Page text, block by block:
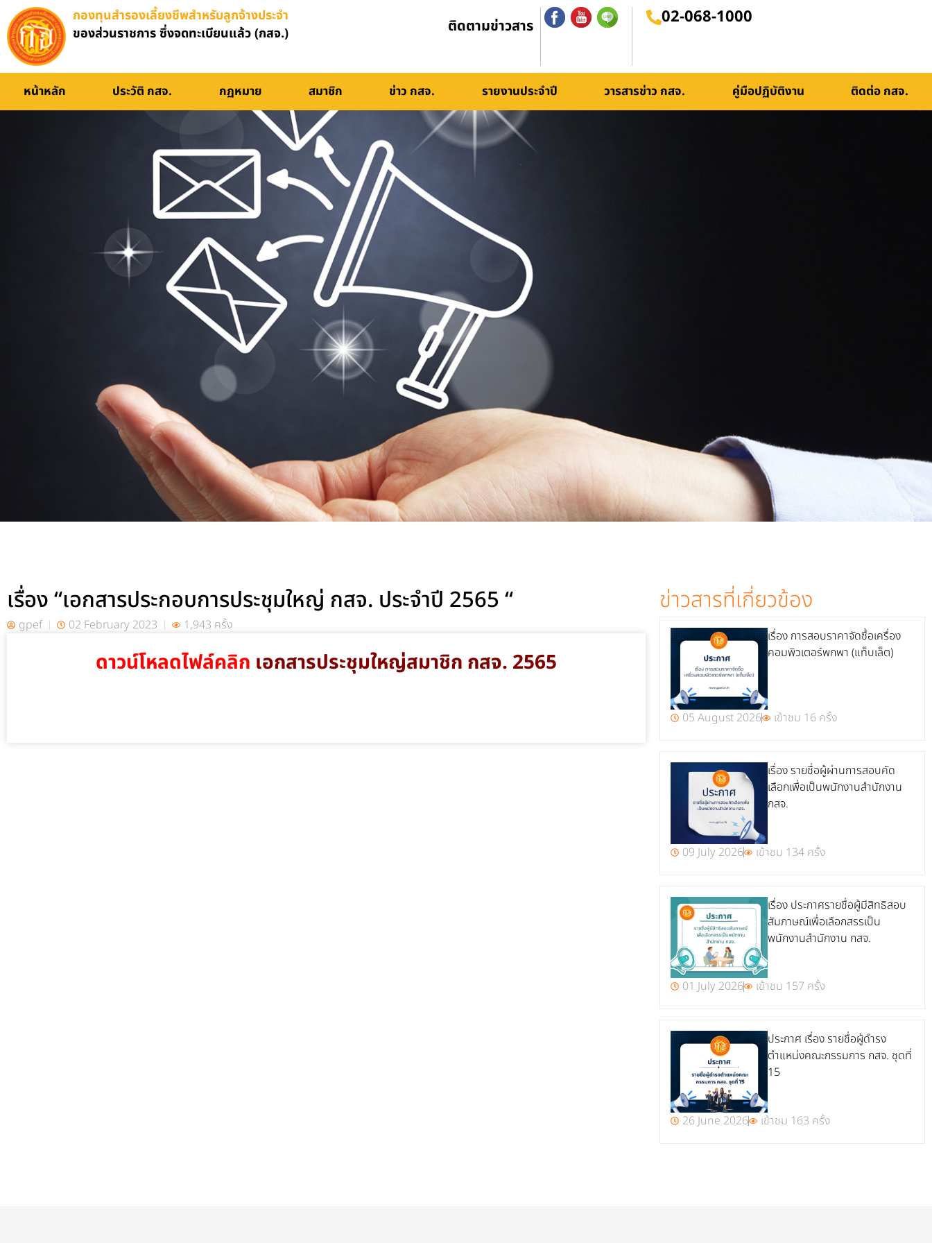
กองทุนสำรองเลี้ยงชีพสำหรับลูกจ้างประจำ
ของส่วนราชการ ซึ่งจดทะเบียนแล้ว (กสจ.)
ติดตามข่าวสาร 02-068-1000
หน้าหลัก ประวัติ กสจ. กฏหมาย สมาชิก ข่าว กสจ. รายงานประจำปี วารสารข่าว กสจ. คู่มือปฏิบัติงาน ติดต่อ กสจ.
เรื่อง “เอกสารประกอบการประชุมใหญ่ กสจ. ประจำปี 2565 “
gpef 02 February 2023 1,943 ครั้ง
ดาวน์โหลดไฟล์คลิก เอกสารประชุมใหญ่สมาชิก กสจ. 2565
ข่าวสารที่เกี่ยวข้อง
เรื่อง การสอบราคาจัดซื้อเครื่อง
คอมพิวเตอร์พกพา (แท็บเล็ต)
05 August 2026 เข้าชม 16 ครั้ง
เรื่อง รายชื่อผู้ผ่านการสอบคัด
เลือกเพื่อเป็นพนักงานสำนักงาน
กสจ.
09 July 2026 เข้าชม 134 ครั้ง
เรื่อง ประกาศรายชื่อผู้มีสิทธิสอบ
สัมภาษณ์เพื่อเลือกสรรเป็น
พนักงานสำนักงาน กสจ.
01 July 2026 เข้าชม 157 ครั้ง
ประกาศ เรื่อง รายชื่อผู้ดำรง
ตำแหน่งคณะกรรมการ กสจ. ชุดที่
15
26 June 2026 เข้าชม 163 ครั้ง